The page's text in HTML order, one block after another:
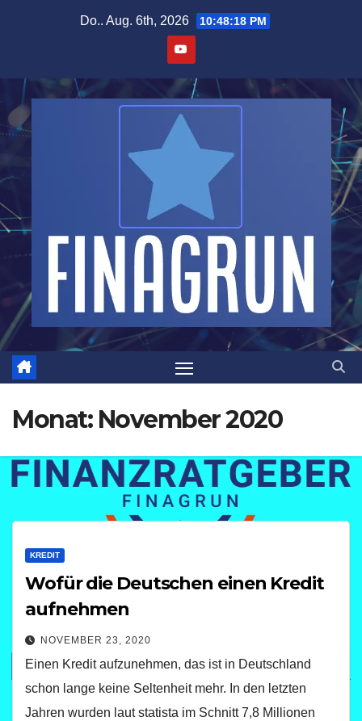
Do.. Aug. 6th, 2026 10:48:18 PM
Monat: November 2020
KREDIT
Wofür die Deutschen einen Kredit
aufnehmen
NOVEMBER 23, 2020
Einen Kredit aufzunehmen, das ist in Deutschland
schon lange keine Seltenheit mehr. In den letzten
Jahren wurden laut statista im Schnitt 7,8 Millionen